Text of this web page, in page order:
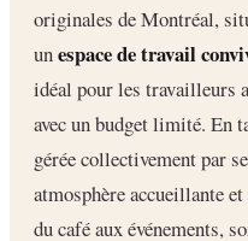
originales de Montréal,
unespace de travail
idéal pour les travailleurs
avec un budget limité. En
gérée collectivement par
atmosphère accueillante
du café aux événements,